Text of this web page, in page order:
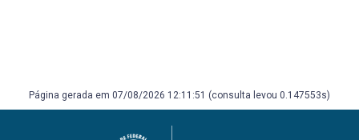
Página gerada em 07/08/2026 12:11:51 (consulta levou 0.147553s)